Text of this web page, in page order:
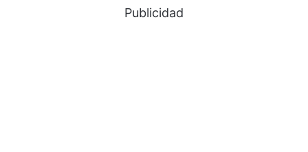
Publicidad